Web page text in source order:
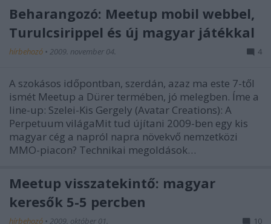
Beharangozó: Meetup mobil webbel,
Turulcsirippel és új magyar játékkal
hírbehozó • 2009. november 04. 4
A szokásos időpontban, szerdán, azaz ma este 7-től
ismét Meetup a Dürer termében, jó melegben. Íme a
line-up: Szelei-Kis Gergely (Avatar Creations): A
Perpetuum világaMit tud újítani 2009-ben egy kis
magyar cég a napról napra növekvő nemzetközi
MMO-piacon? Technikai megoldások…
Meetup visszatekintő: magyar
keresők 5-5 percben
hírbehozó • 2009. október 01. 10